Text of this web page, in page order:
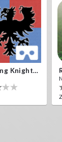
Jousting Knights VR